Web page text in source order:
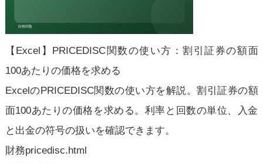
【Excel】PRICEDISC関数の使い方：割引証券の額面
100あたりの価格を求める
ExcelのPRICEDISC関数の使い方を解説。割引証券の額
面100あたりの価格を求める。利率と回数の単位、入金
と出金の符号の扱いを確認できます。
財務pricedisc.html